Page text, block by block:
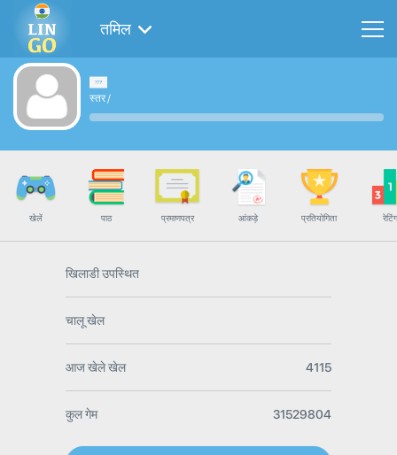
तमिल
स्तर/
खेलें पाठ प्रमाणपत्र आंकड़े प्रतियोगिता रेटिंग
खिलाडी उपस्थित
चालू खेल
आज खेले खेल 4115
कुल गेम 31529804